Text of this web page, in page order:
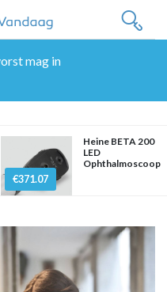
mag in
€371.07
Heine BETA 200
LED
Ophthalmoscoop